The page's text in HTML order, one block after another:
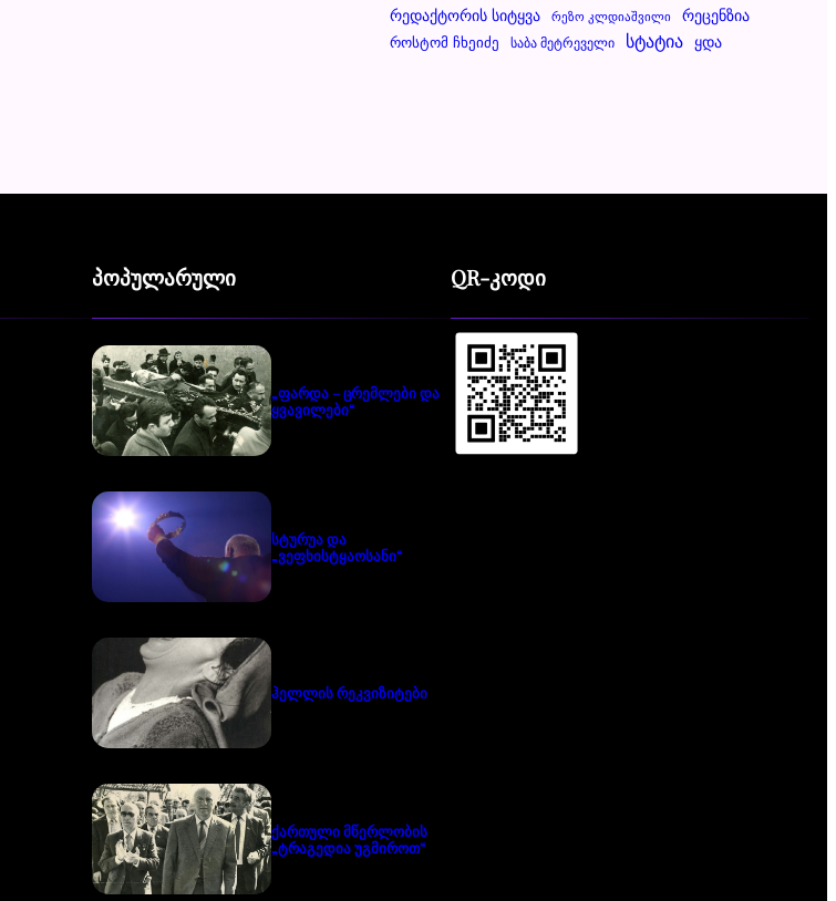
Რედაქტორის Სიტყვა Რეზო Კლდიაშვილი Რეცენზია
Როსტომ Ჩხეიძე Საბა Მეტრეველი Სტატია Ყდა
პოპულარული
„ფარდა – ცრემლები და
ყვავილები“
სტურუა და
„ვეფხისტყაოსანი“
ჰელლის რეკვიზიტები
ქართული მწერლობის
„ტრაგედია უგმიროთ“
QR-კოდი